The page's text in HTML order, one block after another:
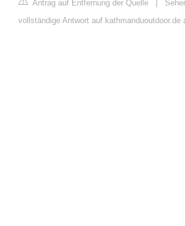
Antrag auf Entfernung der Quelle
vollständige Antwort auf kathmanduoutdoor.de